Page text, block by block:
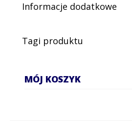
Informacje dodatkowe
Tagi produktu
MÓJ KOSZYK